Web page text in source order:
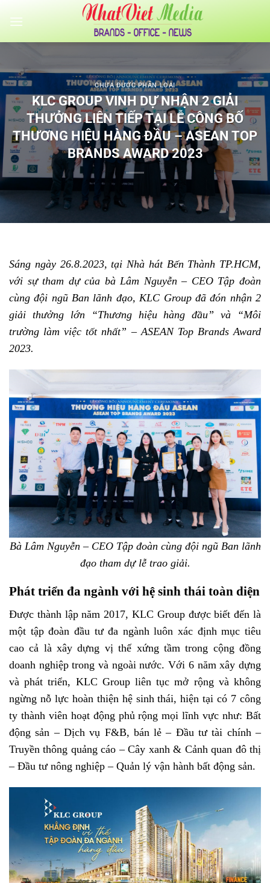
qua
CHƯA ĐƯỢC PHÂN LOẠI
KLC GROUP VINH DỰ NHẬN 2 GIẢI
THƯỞNG LIÊN TIẾP TẠI LỄ CÔNG BỐ
THƯƠNG HIỆU HÀNG ĐẦU – ASEAN TOP
BRANDS AWARD 2023
Sáng ngày 26.8.2023, tại Nhà hát Bến Thành TP.HCM,
với sự tham dự của bà Lâm Nguyễn – CEO Tập đoàn
cùng đội ngũ Ban lãnh đạo, KLC Group đã đón nhận 2
giải thưởng lớn “Thương hiệu hàng đầu” và “Môi
trường làm việc tốt nhất” – ASEAN Top Brands Award
2023.
Bà Lâm Nguyễn – CEO Tập đoàn cùng đội ngũ Ban lãnh
đạo tham dự lễ trao giải.
Phát triển đa ngành với hệ sinh thái toàn diện
Được thành lập năm 2017, KLC Group được biết đến là
một tập đoàn đầu tư đa ngành luôn xác định mục tiêu
cao cả là xây dựng vị thế xứng tầm trong cộng đồng
doanh nghiệp trong và ngoài nước. Với 6 năm xây dựng
và phát triển, KLC Group liên tục mở rộng và không
ngừng nỗ lực hoàn thiện hệ sinh thái, hiện tại có 7 công
ty thành viên hoạt động phủ rộng mọi lĩnh vực như: Bất
động sản – Dịch vụ F&B, bán lẻ – Đầu tư tài chính –
Truyền thông quảng cáo – Cây xanh & Cảnh quan đô thị
– Đầu tư nông nghiệp – Quản lý vận hành bất động sản.